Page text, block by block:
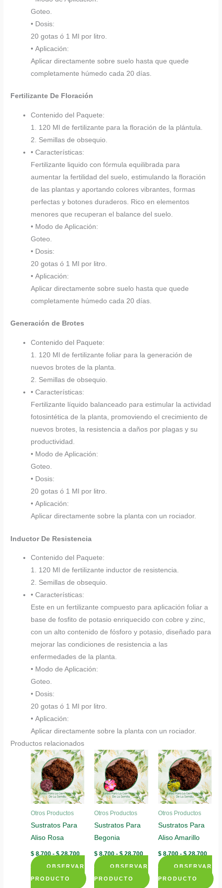
Goteo.
• Dosis:
20 gotas ó 1 Ml por litro.
• Aplicación:
Aplicar directamente sobre suelo hasta que quede
completamente húmedo cada 20 días.
Fertilizante De Floración
Contenido del Paquete:
1. 120 Ml de fertilizante para la floración de la plántula.
2. Semillas de obsequio.
• Características:
Fertilizante liquido con fórmula equilibrada para
aumentar la fertilidad del suelo, estimulando la floración
de las plantas y aportando colores vibrantes, formas
perfectas y botones duraderos. Rico en elementos
menores que recuperan el balance del suelo.
• Modo de Aplicación:
Goteo.
• Dosis:
20 gotas ó 1 Ml por litro.
• Aplicación:
Aplicar directamente sobre suelo hasta que quede
completamente húmedo cada 20 días.
Generación de Brotes
Contenido del Paquete:
1. 120 Ml de fertilizante foliar para la generación de
nuevos brotes de la planta.
2. Semillas de obsequio.
• Características:
Fertilizante líquido balanceado para estimular la actividad
fotosintética de la planta, promoviendo el crecimiento de
nuevos brotes, la resistencia a daños por plagas y su
productividad.
• Modo de Aplicación:
Goteo.
• Dosis:
20 gotas ó 1 Ml por litro.
• Aplicación:
Aplicar directamente sobre la planta con un rociador.
Inductor De Resistencia
Contenido del Paquete:
1. 120 Ml de fertilizante inductor de resistencia.
2. Semillas de obsequio.
• Características:
Este en un fertilizante compuesto para aplicación foliar a
base de fosfito de potasio enriquecido con cobre y zinc,
con un alto contenido de fósforo y potasio, diseñado para
mejorar las condiciones de resistencia a las
enfermedades de la planta.
• Modo de Aplicación:
Goteo.
• Dosis:
20 gotas ó 1 Ml por litro.
• Aplicación:
Aplicar directamente sobre la planta con un rociador.
Productos relacionados
Otros Productos
Sustratos Para
Aliso Rosa
$ 8.700 - $28.700 Rango
precios:
desde
$ 8.700
OBSERVAR
PRODUCTO
Otros Productos
Sustratos Para
Begonia
$ 8.700 - $28.700 Rango
precios:
desde
$ 8.700
OBSERVAR
PRODUCTO
Otros Productos
Sustratos Para
Aliso Amarillo
$8.700 - $28.700
$
OBSERVAR
PRODUCTO